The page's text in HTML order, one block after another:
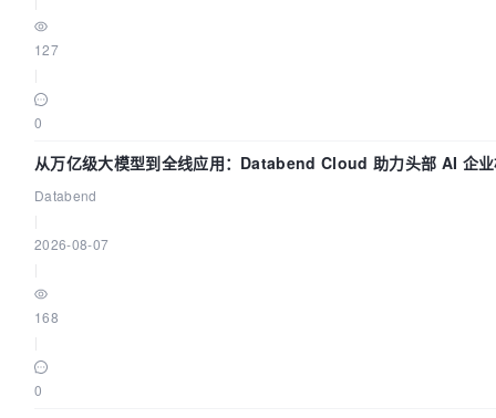
127
0
从万亿级大模型到全线应用：Databend Cloud 助力头部 AI 企
Trace 数据管道
Databend
2026-08-07
168
0